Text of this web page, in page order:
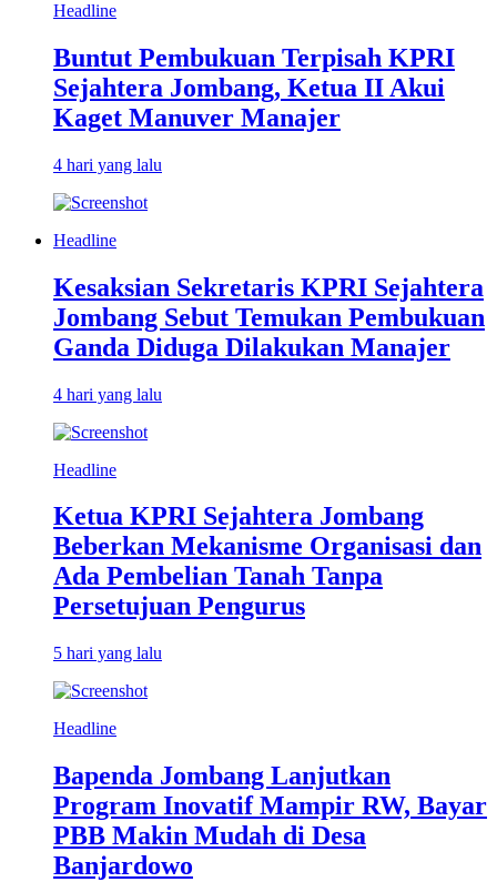
Headline
Buntut Pembukuan Terpisah KPRI
Sejahtera Jombang, Ketua II Akui
Kaget Manuver Manajer
4 hari yang lalu
Headline
Kesaksian Sekretaris KPRI Sejahtera
Jombang Sebut Temukan Pembukuan
Ganda Diduga Dilakukan Manajer
4 hari yang lalu
Headline
Ketua KPRI Sejahtera Jombang
Beberkan Mekanisme Organisasi dan
Ada Pembelian Tanah Tanpa
Persetujuan Pengurus
5 hari yang lalu
Headline
Bapenda Jombang Lanjutkan
Program Inovatif Mampir RW, Bayar
PBB Makin Mudah di Desa
Banjardowo